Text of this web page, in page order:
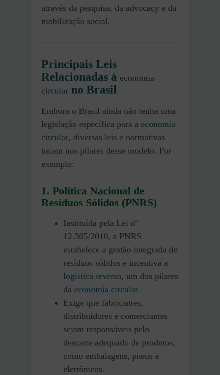
através da pesquisa, da advocacy e da
mobilização social.
Principais Leis
Relacionadas à economia
circular no Brasil
Embora o Brasil ainda não tenha uma
legislação específica para a economia
circular, diversas leis e normativas
tocam nos pilares desse modelo. Por
exemplo:
1. Política Nacional de
Resíduos Sólidos (PNRS)
Instituída pela Lei nº
12.305/2010, a PNRS
estabelece a gestão integrada de
resíduos sólidos e incentiva a
logística reversa, um dos pilares
da economia circular.
Exige que fabricantes,
distribuidores e comerciantes
sejam responsáveis pelo
descarte adequado de produtos,
como embalagens, pneus e
eletrônicos.